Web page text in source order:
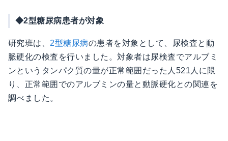
◆2型糖尿病患者が対象
研究班は、2型糖尿病の患者を対象として、尿検査と 動
脈硬化の検査を行いました。対象者は尿検査でアルブミ
ンというタンパク質の量が正常範囲だった人521人に限
り、正常範囲でのアルブミンの量と動脈硬化との関連を
調べました。